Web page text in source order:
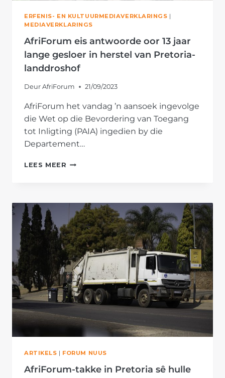
ERFENIS- EN KULTUURMEDIAVERKLARINGS |
MEDIAVERKLARINGS
AfriForum eis antwoorde oor 13 jaar
lange gesloer in herstel van Pretoria-
landdroshof
Deur AfriForum 21/09/2023
AfriForum het vandag ’n aansoek ingevolge
die Wet op die Bevordering van Toegang
tot Inligting (PAIA) ingedien by die
Departement…
LEES MEER AFRIFORUM
13
JAAR
LANGE
GESLOER
IN
HERSTEL
VAN
PRETORIA-
LANDDROSHOF
ARTIKELS | FORUM NUUS
AfriForum-takke in Pretoria sê hulle